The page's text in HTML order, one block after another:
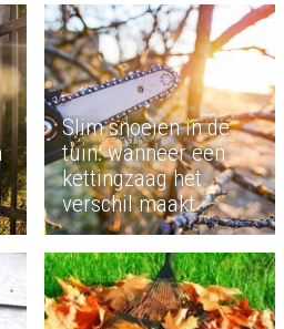
Slim snoeien in de
tuin: wanneer een
kettingzaag het
verschil maakt